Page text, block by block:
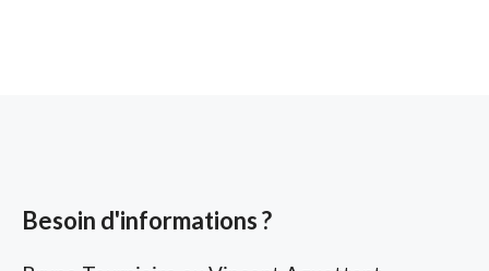
Besoin d'informations ?